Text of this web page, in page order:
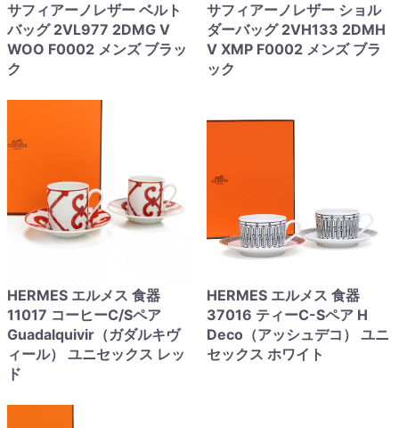
サフィアーノレザー ベルト
バッグ 2VL977 2DMG V
WOO F0002 メンズ ブラッ
ク
サフィアーノレザー ショル
ダーバッグ 2VH133 2DMH
V XMP F0002 メンズ ブラ
ック
HERMES エルメス 食器
11017 コーヒーC/Sペア
Guadalquivir（ガダルキヴ
ィール） ユニセックス レッ
ド
HERMES エルメス 食器
37016 ティーC-Sペア H
Deco（アッシュデコ） ユニ
セックス ホワイト